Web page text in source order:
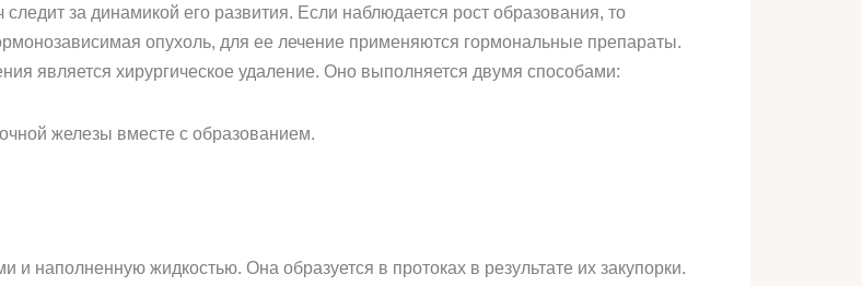
за динамикой его развития. Если наблюдается рост образования, то
опухоль, для ее лечение применяются гормональные препараты.
является хирургическое удаление. Оно выполняется двумя способами:
железы вместе с образованием.
и наполненную жидкостью. Она образуется в протоках в результате их закупорки.